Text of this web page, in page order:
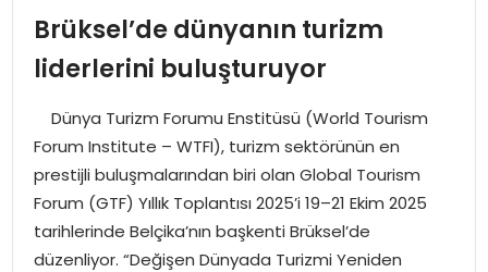
EKONOMI
SPOR
TEKNOLOJI
EĞITIM
Brüksel’de dünyanın turizm
liderlerini buluşturuyor
Dünya Turizm Forumu Enstitüsü (World Tourism
Forum Institute – WTFI), turizm sektörünün en
prestijli buluşmalarından biri olan Global Tourism
Forum (GTF) Yıllık Toplantısı 2025’i 19–21 Ekim 2025
tarihlerinde Belçika’nın başkenti Brüksel’de
düzenliyor. “Değişen Dünyada Turizmi Yeniden